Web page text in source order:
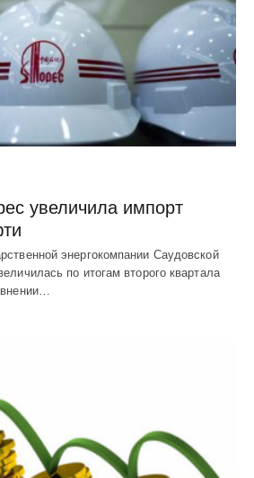
увеличила импорт
энергокомпании Саудовской
по итогам второго квартала